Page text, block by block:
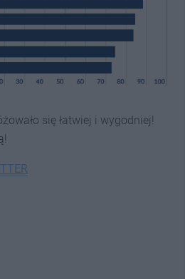
się łatwiej i wygodniej!